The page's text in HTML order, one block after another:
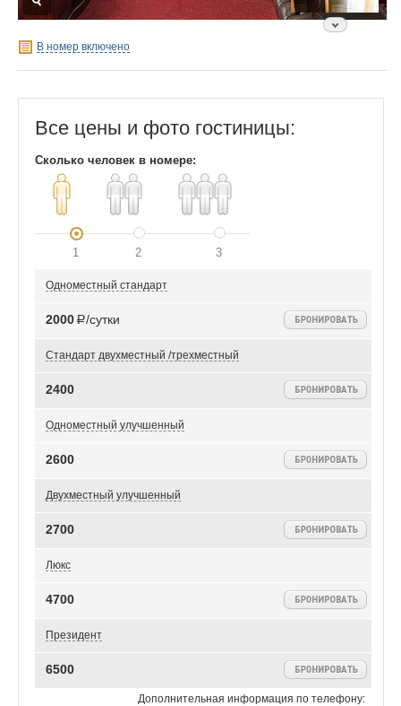
В номер включено
Все цены и фото гостиницы:
Сколько человек в номере:
1 2 3
Одноместный стандарт
2000 Р/сутки
Стандарт двухместный /трехместный
2400
Одноместный улучшенный
2600
Двухместный улучшенный
2700
Люкс
4700
Президент
6500
Дополнительная информация по телефону: